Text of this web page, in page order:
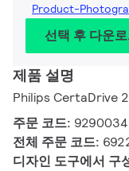
Product-
선택 후 다운
제품 설명
Philips CertaDrive
주문 코드:
전체 주문 코드:
디자인 도구에서 구